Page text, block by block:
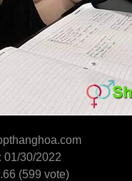
01/30/2022
(599 vote)